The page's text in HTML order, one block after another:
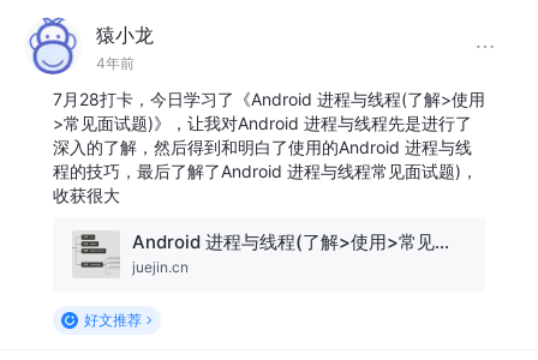
猿小龙
4年前
7月28打卡，今日学习了《Android 进程与线程(了解>使用
>常见面试题)》，让我对Android 进程与线程先是进行了
深入的了解，然后得到和明白了使用的Android 进程与线
程的技巧，最后了解了Android 进程与线程常见面试题)，
收获很大
Android 进程与线程(了解>使用>常见面试题)
juejin.cn
好文推荐